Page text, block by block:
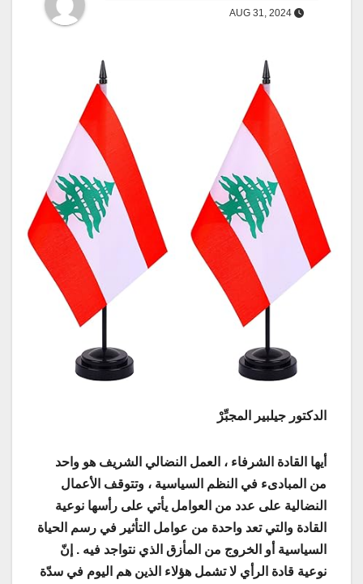
الدكتور جيلبير المجبِّرْ
أيها القادة الشرفاء ، العمل النضالي الشريف هو واحد
من المبادىء في النظم السياسية ، وتتوقف الأعمال
النضالية على عدد من العوامل يأتي على رأسها نوعية
القادة والتي تعد واحدة من عوامل التأثير في رسم الحياة
السياسية أو الخروج من المأزق الذي نتواجد فيه . إنّ
نوعية قادة الرأي لا تشمل هؤلاء الذين هم اليوم في سدّة